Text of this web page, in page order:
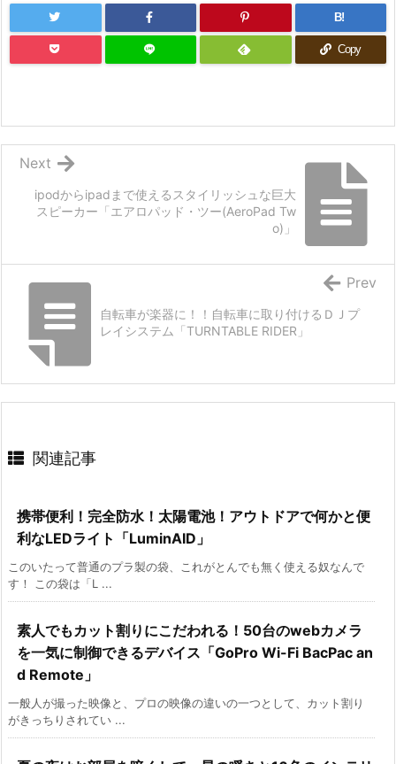
B!
Copy
ipodからipadまで使えるスタイリッシュな巨大
スピーカー「エアロパッド・ツー(AeroPad Tw
o)」
Next
自転車が楽器に！！自転車に取り付けるＤＪプ
レイシステム「TURNTABLE RIDER」
Prev
関連記事
携帯便利！完全防水！太陽電池！アウトドアで何かと便
利なLEDライト「LuminAID」
このいたって普通のプラ製の袋、これがとんでも無く使える奴なんで
す！ この袋は「L ...
素人でもカット割りにこだわれる！50台のwebカメラ
を一気に制御できるデバイス「GoPro Wi-Fi BacPac an
d Remote」
一般人が撮った映像と、プロの映像の違いの一つとして、カット割り
がきっちりされてい ...